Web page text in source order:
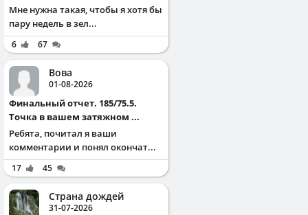
Мне нужна такая, чтобы я хотя бы
пару недель в зел...
6 67
Вова
01-08-2026
Финальный отчет. 185/75.5.
Точка в вашем затяжном ...
Ребята, почитал я ваши
комментарии и понял окончат...
17 45
Страна дождей
31-07-2026